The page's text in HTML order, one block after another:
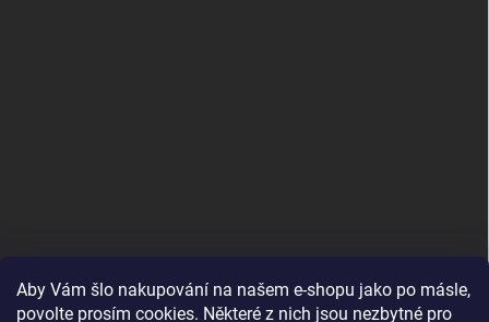
Aby Vám šlo nakupování na našem e-shopu jako po másle,
povolte prosím cookies. Některé z nich jsou nezbytné pro